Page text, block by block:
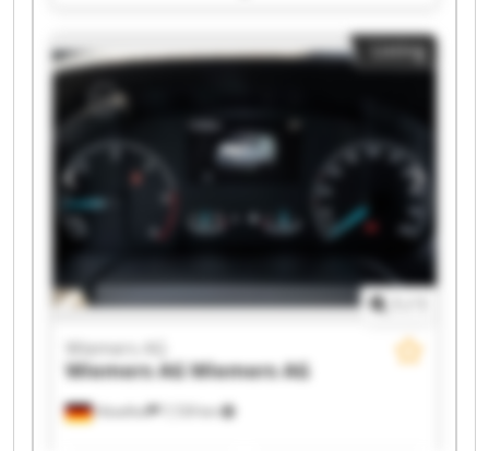
Wiemers AG Wiemers AG Wiemers AG Wiemers
AG Wiemers AG Wiemers AG
Listing
Hövelhof 7,729 km
Wiemers AG
Wiemers AGWiemers AG